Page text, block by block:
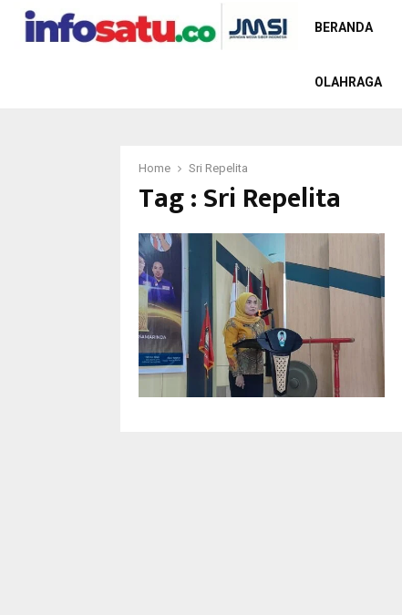
BERANDA
OLAHRAGA
Home Sri Repelita
Tag : Sri Repelita